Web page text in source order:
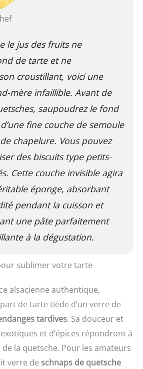
le jus des fruits ne
de tarte et ne
croustillant, voici une
mère infaillible. Avant de
saupoudrez le fond
fine couche de semoule
chapelure. Vous pouvez
des biscuits type petits-
Cette couche invisible agira
éponge, absorbant
pendant la cuisson et
une pâte parfaitement
à la dégustation.
sublimer votre tarte
alsacienne authentique,
de tarte tiède d’un verre de
tardives. Sa douceur et
et d’épices répondront à
de la quetsche. Pour les amateurs
verre de schnaps de quetsche